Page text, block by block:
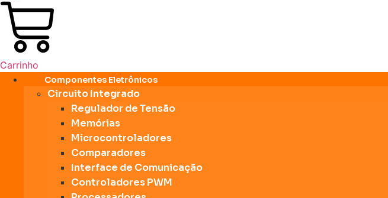
Carrinho
Componentes Eletrônicos
Circuito Integrado
Regulador de Tensão
Memórias
Microcontroladores
Comparadores
Interface de Comunicação
Controladores PWM